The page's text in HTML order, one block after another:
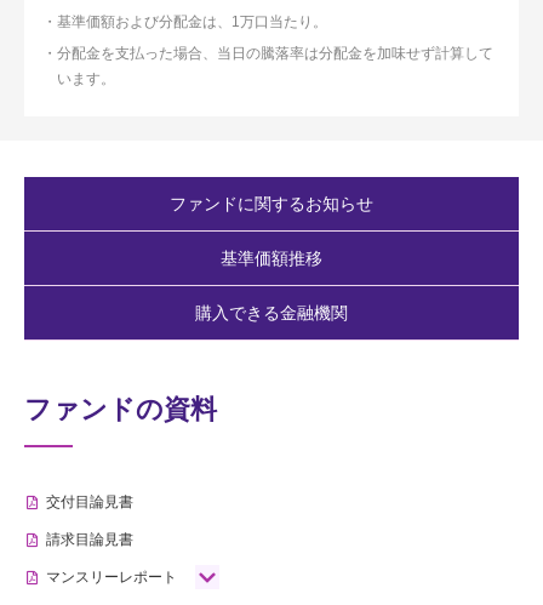
基準価額および分配金は、1万口当たり。
分配金を支払った場合、当日の騰落率は分配金を加味せず計算して
います。
ファンドに関するお知らせ
基準価額推移
購入できる金融機関
ファンドの資料
交付目論見書
請求目論見書
マンスリーレポート